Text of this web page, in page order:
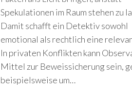
Spekulationen im Raum stehen zu
Damit schafft ein Detektiv sowohl
emotional als rechtlich eine
In privaten Konflikten kann
Mittel zur Beweissicherung sein,
beispielsweise um…